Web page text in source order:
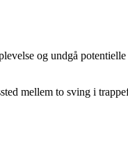
og undgå
mellem to sving i